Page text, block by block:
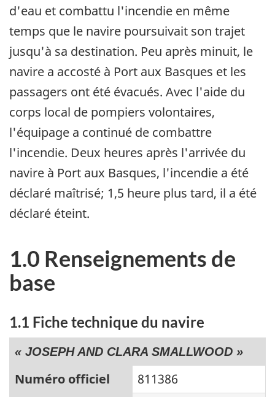
d'eau et combattu l'incendie en même
temps que le navire poursuivait son trajet
jusqu'à sa destination. Peu après minuit, le
navire a accosté à Port aux Basques et les
passagers ont été évacués. Avec l'aide du
corps local de pompiers volontaires,
l'équipage a continué de combattre
l'incendie. Deux heures après l'arrivée du
navire à Port aux Basques, l'incendie a été
déclaré maîtrisé; 1,5 heure plus tard, il a été
déclaré éteint.
1.0 Renseignements de
base
1.1 Fiche technique du navire
« JOSEPH AND CLARA SMALLWOOD »
Numéro officiel
811386